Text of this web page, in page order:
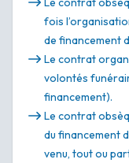
fois
de financement
Le contrat
volontés
financement).
Le contrat
du financement
venu, tout ou